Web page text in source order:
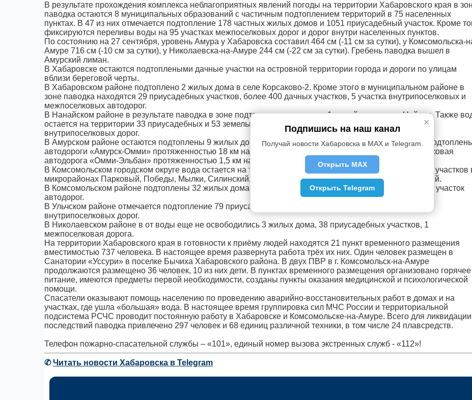
В результате прохождения комплекса неблагоприятных явлений погоды на территории Хабаровского края в
паводка остаются 8 муниципальных образований с частичным подтоплением территорий в 75 населенных
пунктах. В 47 из них отмечается подтопление 178 частных жилых домов и 1051 приусадебный участок. Кроме
фиксируются переливы воды на 95 участках межпоселковых дорог и дорог внутри населенных пунктов.
По состоянию на 27 сентября, уровень Амура у Хабаровска составил 464 см (-11 см за сутки), у Комсомольска-
Амуре 716 см (-10 см за сутки), у Николаевска-на-Амуре 244 см (-22 см за сутки). Гребень паводка вышел в
Амурский лиман.
В Хабаровске остаются подтоплеными дачные участки на островной территории города и дороги по улицам
вблизи береговой черты.
В Хабаровском районе подтоплено 2 жилых дома в селе Корсаково-2. Кроме этого в муниципальном районе в
зоне паводка находятся 29 приусадебных участков, более 400 дачных участков, 5 участка внутрипоселковых и
межпоселковых автодорог.
В Нанайском районе в результате паводка в зоне подтопления находятся 1 жилой дом в селе Найхин. Также
остается на территории 33 приусадебных и 53 земельных участков, 22 участках межпоселковых и
внутрипоселковых дорог.
В Амурском районе остаются подтоплены 9 жилых домов, 270 приусадебных и 67 дачных участков.
автодороги «Амурск-Омми» протяженностью 18 км на глубину до 2 м, частично подтоплена межпоселковая
автодорога «Омми-Эльбан» протяженностью 1,5 км на глубину до 1,5 м.
В Комсомольском городском округе вода остается на территории 131 жилого дома, 520 приусадебных участков
микрорайонах Парковый, Победы, Мылки, Силинский, а также в поселках Малая Хапсоль и Хорпинский.
В Комсомольском районе подтоплены 32 жилых дома, 77 приусадебных и 163 земельных участков, 31 участок
автодорог.
В Ульчском районе отмечается подтопление 79 приусадебных участков и выход воды на 21 участок
внутрипоселковых дорог.
В Николаевском районе в от воды еще не освободились 3 жилых дома, 38 приусадебных участков, 1
межпоселковая дорога.
На территории Хабаровского края в готовности к приёму людей находятся 21 пункт временного размещения
вместимостью 737 человека. В настоящее время развернута работа трёх их них. Один человек размещен в
Санатории «Уссури» в поселке Бычиха Хабаровского района. В двух ПВР в г. Комсомольск-на-Амуре
продолжаются размещено 36 человек, 10 из них дети. В пунктах временного размещения организовано горячее
питание, имеются предметы первой необходимости, созданы пункты оказания медицинской и психологической
помощи.
Спасатели оказывают помощь населению по проведению аварийно-восстановительных работ в домах и на
участках, где ушла «большая» вода. В настоящее время группировка сил МЧС России и территориальной
подсистема РСЧС проводит постоянную работу в Хабаровске и Комсомольске-на-Амуре. Всего для ликвидации
последствий паводка привлечено 297 человек и 68 единиц различной техники, в том числе 24 плавсредств.
Телефон пожарно-спасательной службы – «101», единый номер вызова экстренных служб - «112»!
✆Читать новости Хабаровска в Telegram
✕
Подпишись на наш канал
Получай новости Хабаровска в MAX и Telegram.
Открыть MAX
Открыть Telegram